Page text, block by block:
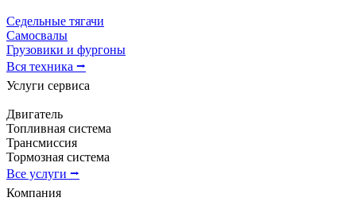
Седельные тягачи
Самосвалы
Грузовики и фургоны
Вся техника ⭢
Услуги сервиса
Двигатель
Топливная система
Трансмиссия
Тормозная система
Все услуги ⭢
Компания